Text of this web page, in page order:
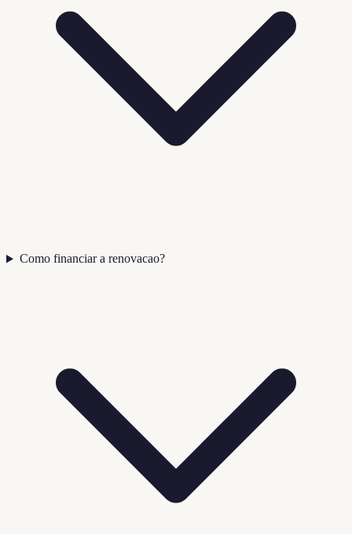
Como financiar a renovacao?